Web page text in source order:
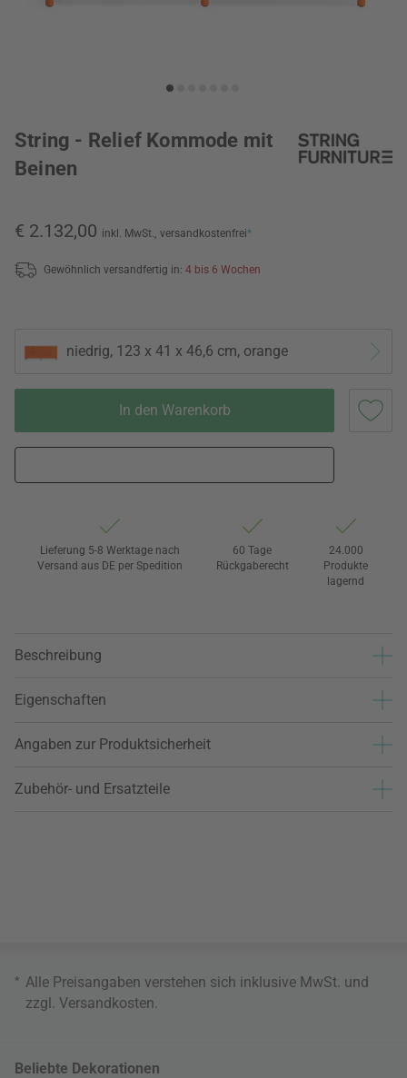
String - Relief Kommode mit
Beinen
€ 2.132,00 inkl. MwSt., versandkostenfrei*
Gewöhnlich versandfertig in: 4 bis 6 Wochen
niedrig, 123 x 41 x 46,6 cm, orange
In den Warenkorb
Lieferung 5-8 Werktage nach
Versand aus DE per Spedition
60 Tage
Rückgaberecht
24.000
Produkte
lagernd
Beschreibung
Eigenschaften
Angaben zur Produktsicherheit
Zubehör- und Ersatzteile
* Alle Preisangaben verstehen sich inklusive MwSt. und
zzgl. Versandkosten
Beliebte Dekorationen